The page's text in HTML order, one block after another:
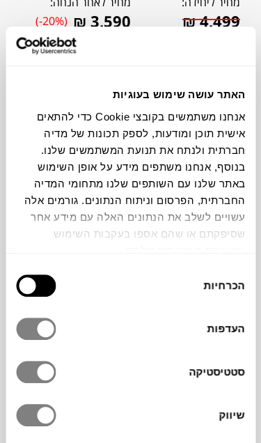
האתר עושה שימוש בעוגיות
אנחנו משתמשים בקובצי Cookie כדי להתאים
אישית תוכן ומודעות, לספק תכונות של מדיה
חברתית ולנתח את תנועת המשתמשים שלנו.
בנוסף, אנחנו משתפים מידע על אופן השימוש
באתר שלנו עם השותפים שלנו מתחומי המדיה
החברתית, הפרסום וניתוח הנתונים. גורמים אלה
עשויים לשלב את הנתונים האלה עם מידע אחר
שסיפקתם או שהם אספו בעקבות השימוש
הסכמה
הכרחיות
העדפות
סטטיסטיקה
שיווק
₪4,499
₪ 3,590
(-20%)
תוכלו למצוא אותי ב:
שולחן לתלייה על הקיר מקולקציית wave של
המותג האיטלקיFANTINבמראה קליל ומרחף,
שבו הקימור משמש כאלמנט עיצובי ופונקציונלי.
השולחן עשוי מיריעות מתכת מכופפות עם
מגירה, במראה כמעט דו-ממדי שמשתלב בקלות
כשולחן איפור לחדר השינה או כשולחן עבודה
בחללים קטנים, בשילוב עם המדפים התואמים.